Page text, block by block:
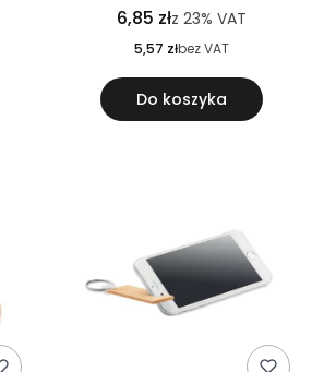
6,85 złz23% VAT
5,57 złbez VAT
Do koszyka